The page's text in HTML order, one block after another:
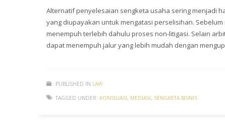
Alternatif penyelesaian sengketa usaha sering menjadi
yang diupayakan untuk mengatasi perselisihan.
menempuh terlebih dahulu proses non-litigasi. Selain
dapat menempuh jalur yang lebih mudah dengan
PUBLISHED IN LAW
TAGGED UNDER: KONSILIASI, MEDIASI, SENGKETA BISNIS